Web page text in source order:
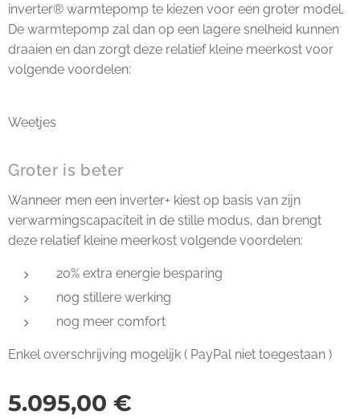
inverter® warmtepomp te kiezen voor een groter model.
De warmtepomp zal dan op een lagere snelheid kunnen
draaien en dan zorgt deze relatief kleine meerkost voor
volgende voordelen:
Weetjes
Groter is beter
Wanneer men een inverter+ kiest op basis van zijn
verwarmingscapaciteit in de stille modus, dan brengt
deze relatief kleine meerkost volgende voordelen:
20% extra energie besparing
nog stillere werking
nog meer comfort
Enkel overschrijving mogelijk ( PayPal niet toegestaan )
5.095,00 €